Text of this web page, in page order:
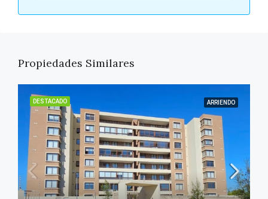
Propiedades Similares
DESTACADO ARRIENDO